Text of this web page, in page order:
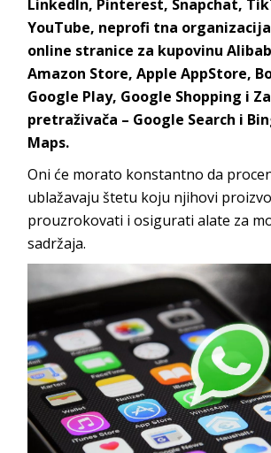
LinkedIn, Pinterest, Snapchat,
YouTube, neprofi tna
online stranice za kupovinu
Amazon Store, Apple AppStore,
Google Play, Google Shopping i
pretraživača – Google Search i
Maps.
Oni će morato konstantno da
ublažavaju štetu koju njihovi
prouzrokovati i osigurati alate za
sadržaja.